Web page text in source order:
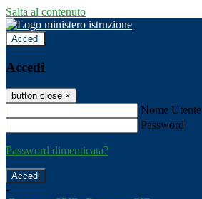
Salta al contenuto
Accedi
Accedi
button close ×
Nome Utente
Password
Password dimenticata?
-